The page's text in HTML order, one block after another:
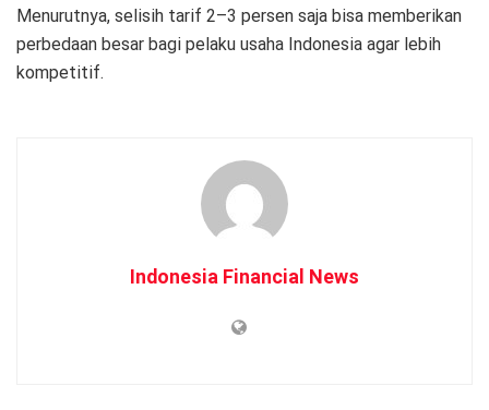
Menurutnya, selisih tarif 2–3 persen saja bisa memberikan
perbedaan besar bagi pelaku usaha Indonesia agar lebih
kompetitif.
Indonesia Financial News